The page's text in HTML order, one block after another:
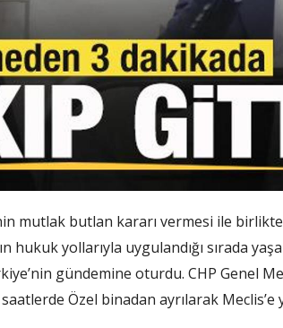
mutlak butlan kararı vermesi ile
hukuk yollarıyla uygulandığı sırada
gündemine oturdu. CHP Genel
Özel binadan ayrılarak Meclis’e